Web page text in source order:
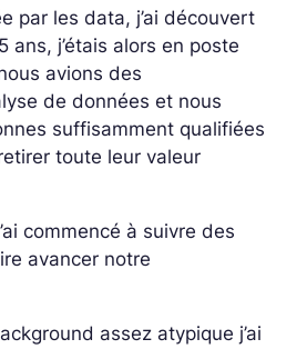
par les data, j’ai découvert
ans, j’étais alors en poste
avions des
de données et nous
suffisamment qualifiées
toute leur valeur
commencé à suivre des
avancer notre
assez atypique j’ai